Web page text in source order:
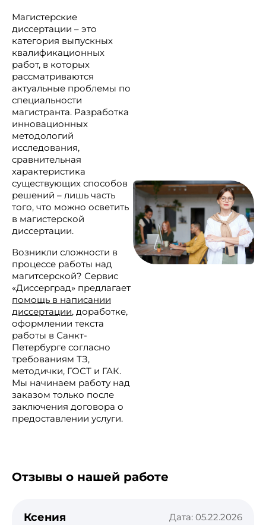
Магистерские
диссертации – это
категория выпускных
квалификационных
работ, в которых
рассматриваются
актуальные проблемы по
специальности
магистранта. Разработка
инновационных
методологий
исследования,
сравнительная
характеристика
существующих способов
решений – лишь часть
того, что можно осветить
в магистерской
диссертации.
Возникли сложности в
процессе работы над
магитсерской? Сервис
«Диссерград» предлагает
помощь в написании
диссертации, доработке,
оформлении текста
работы в Санкт-
Петербурге согласно
требованиям ТЗ,
методички, ГОСТ и ГАК.
Мы начинаем работу над
заказом только после
заключения договора о
предоставлении услуги.
Отзывы о нашей работе
Ксения Дата: 05.22.2026